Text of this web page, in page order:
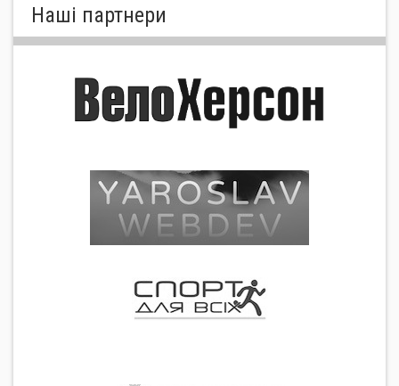
Нашi партнери